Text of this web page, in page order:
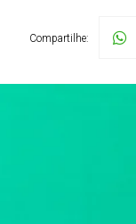
Compartilhe: